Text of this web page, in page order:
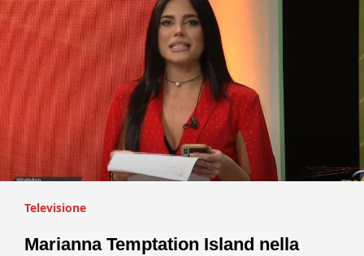
Televisione
Marianna Temptation Island nella